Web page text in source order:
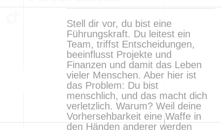
Stell dir vor, du bist eine
Führungskraft. Du leitest ein
Team, triffst Entscheidungen,
beeinflusst Projekte und
Finanzen und damit das Leben
vieler Menschen. Aber hier ist
das Problem: Du bist
menschlich, und das macht dich
verletzlich. Warum? Weil deine
Vorhersehbarkeit eine Waffe in
den Händen anderer werden